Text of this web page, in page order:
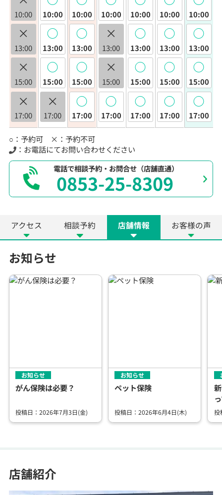
10:00
×
13:00
×
15:00
×
17:00
10:00
◯
13:00
◯
15:00
×
17:00
10:00
◯
13:00
◯
15:00
◯
17:00
10:00
×
13:00
×
15:00
◯
17:00
10:00
◯
13:00
◯
15:00
◯
17:00
10:00
◯
13:00
◯
15:00
◯
17:00
10:00
◯
13:00
◯
15:00
◯
17:00
○：予約可 ×：予約不可
：お電話にてお問い合わせください
電話で相談予約・お問合せ（店舗直通）
0853-25-8309
アクセス 相談予約 店舗情報 お客様の声
お知らせ
お知らせ
がん保険は必要？
投稿日：2026年7月3日(金)
お知らせ
ペット保険
投稿日：2026年6月4日(木) 投
店舗紹介